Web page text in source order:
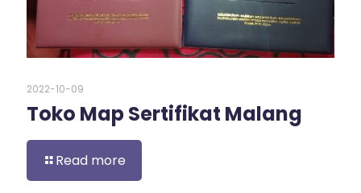
2022-10-09
Toko Map Sertifikat Malang
Read more